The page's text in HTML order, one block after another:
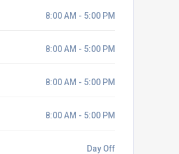
8:00 AM - 5:00 PM
8:00 AM - 5:00 PM
8:00 AM - 5:00 PM
8:00 AM - 5:00 PM
Day Off